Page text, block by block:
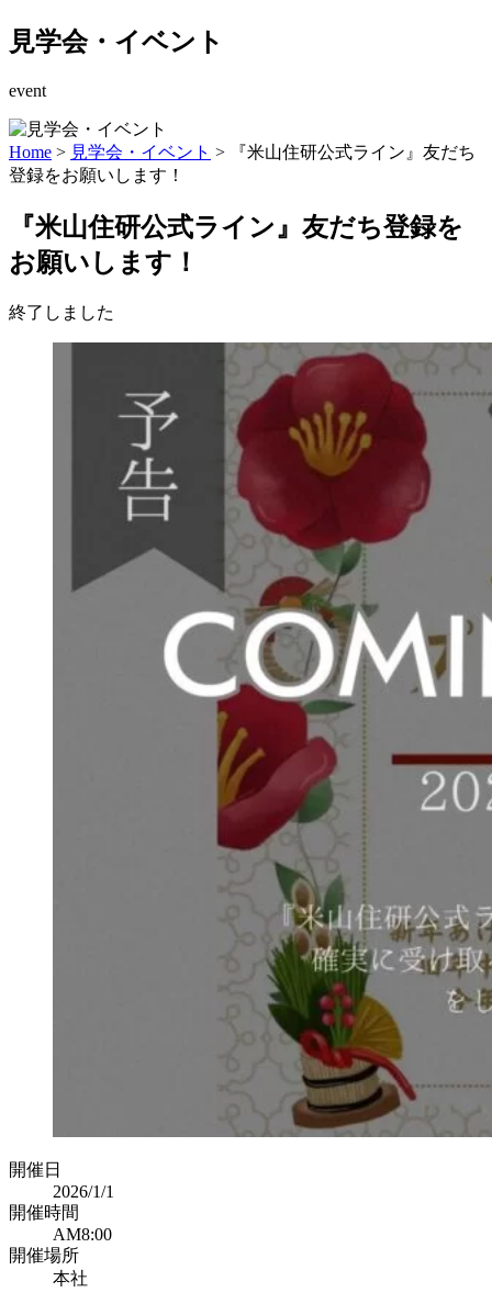
見学会・イベント
event
Home > 見学会・イベント >
『米山住研公式ライン』友だち
登録をお願いします！
『米山住研公式ライン』友だち登録を
お願いします！
終了しました
開催日
2026/1/1
開催時間
AM8:00
開催場所
本社